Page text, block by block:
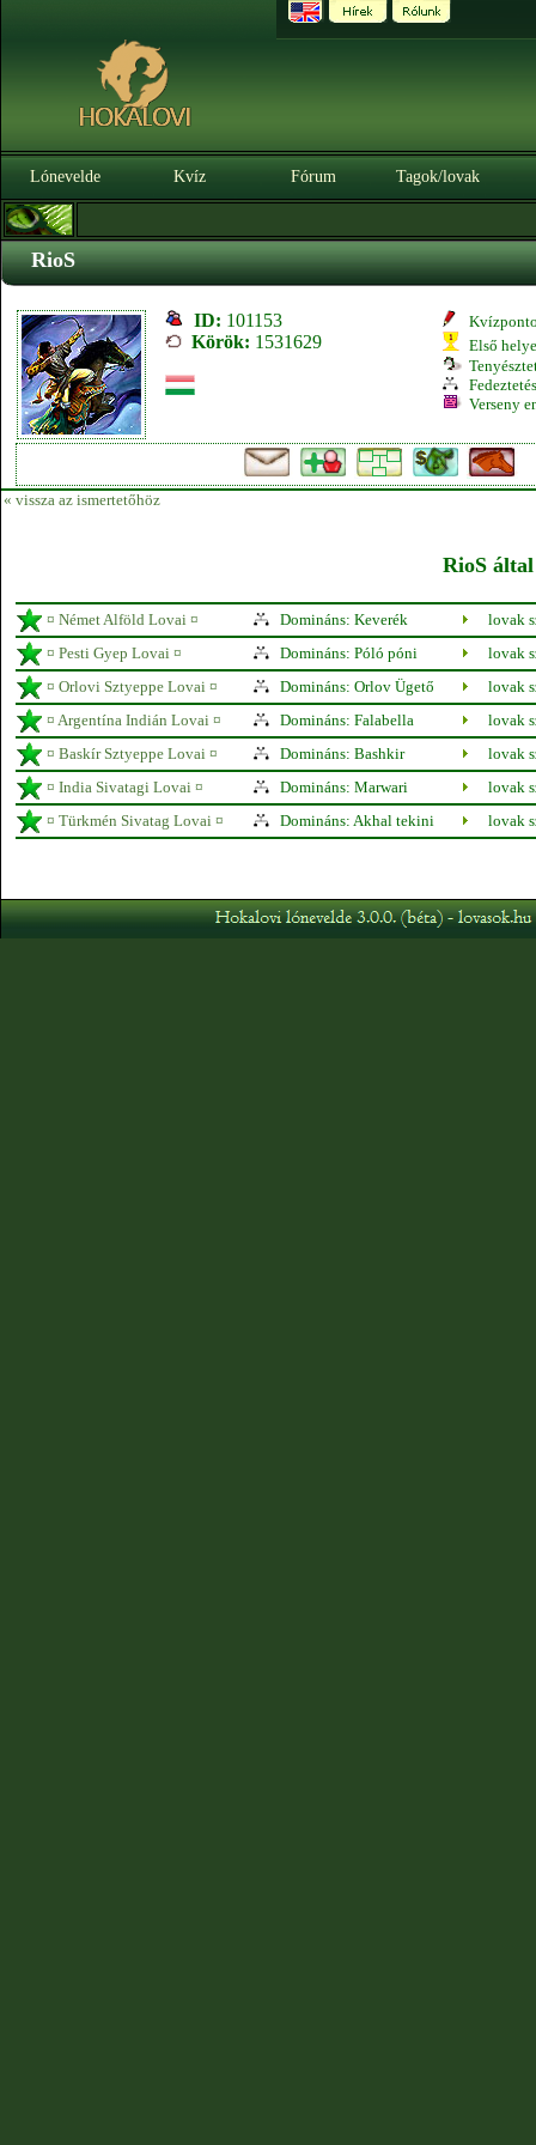
Lónevelde Kvíz Fórum Tagok/lovak
RioS
ID: 101153
Körök: 1531629
Első
Verseny
« vissza az ismertetőhöz
RioS
¤ Német Alföld Lovai ¤ Domináns: Keverék
lovak
¤ Pesti Gyep Lovai ¤
Domináns: Póló póni
lovak
¤ Orlovi Sztyeppe Lovai ¤
Domináns: Orlov Ügető
lovak
¤ Argentína Indián Lovai ¤
Domináns: Falabella
lovak
¤ Baskír Sztyeppe Lovai ¤
Domináns: Bashkir
lovak
¤ India Sivatagi Lovai ¤
Domináns: Marwari
lovak
¤ Türkmén Sivatag Lovai ¤
Domináns: Akhal tekini lovak